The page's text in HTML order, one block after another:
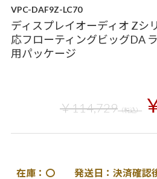
VPC-DAF9Z-LC70
ディスプレイオーディオ Zシ
応フローティングビッグDA
用パッケージ
￥114,729（税込）
在庫：〇 発送日：決済確認